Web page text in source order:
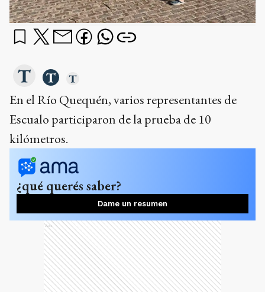
En el Río Quequén, varios representantes de
Escualo participaron de la prueba de 10
kilómetros.
¿qué querés saber?
Dame un resumen
Ads